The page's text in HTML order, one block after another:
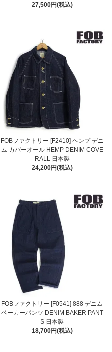
27,500円(税込)
FOBファクトリー [F2410] ヘンプ デニ
ム カバーオール HEMP DENIM COVE
RALL 日本製
24,200円(税込)
FOBファクトリー [F0541] 888 デニム
ベーカーパンツ DENIM BAKER PANT
S 日本製
18,700円(税込)